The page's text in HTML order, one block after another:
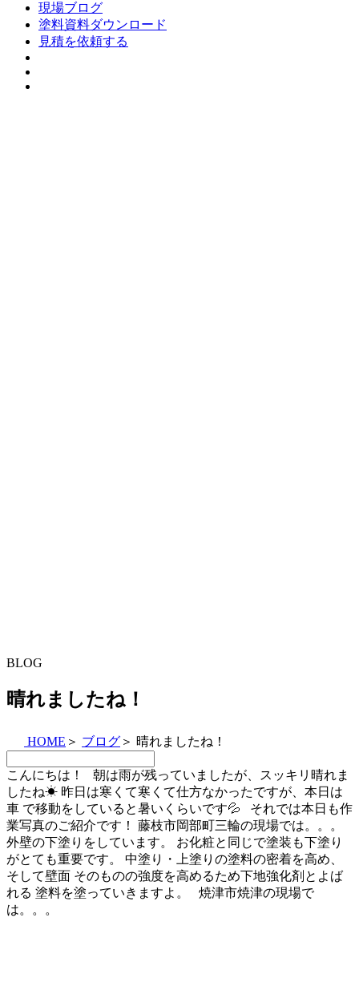
現場ブログ
塗料資料ダウンロード
見積を依頼する
BLOG
晴れましたね！
HOME ＞ ブログ ＞ 晴れましたね！
こんにちは！ 朝は雨が残っていましたが、スッキリ晴れま
したね☀ 昨日は寒くて寒くて仕方なかったですが、本日は
車 で移動をしていると暑いくらいです💦 それでは本日も作
業写真のご紹介です！ 藤枝市岡部町三輪の現場では。。。
外壁の下塗りをしています。 お化粧と同じで塗装も下塗り
がとても重要です。 中塗り・上塗りの塗料の密着を高め、
そして壁面 そのものの強度を高めるため下地強化剤とよば
れる 塗料を塗っていきますよ。 焼津市焼津の現場で
は。。。